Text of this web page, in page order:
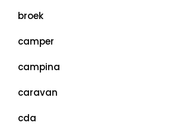
broek
camper
campina
caravan
cda